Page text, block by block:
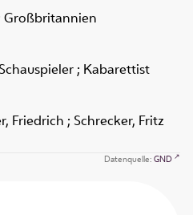
Großbritannien
; Kabarettist
Friedrich ; Schrecker, Fritz
Datenquelle: GND